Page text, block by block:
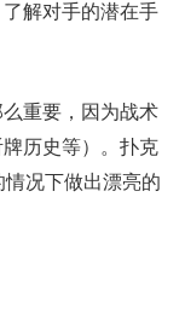
解对手的潜在手
重要，因为战术
历史等）。扑克
情况下做出漂亮的